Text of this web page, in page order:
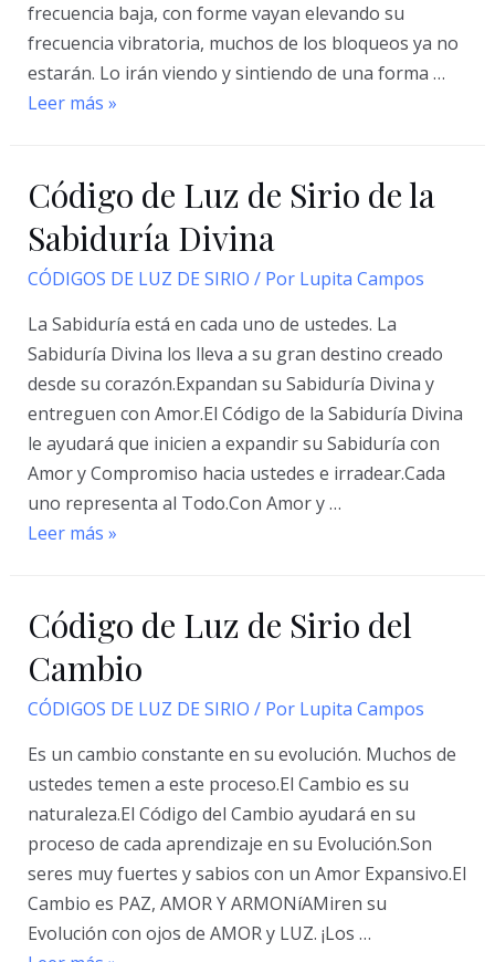
frecuencia baja, con forme vayan elevando su
frecuencia vibratoria, muchos de los bloqueos ya no
estarán. Lo irán viendo y sintiendo de una forma …
Códigos
de
Sirio
de
los
Leer más »
Código de Luz de Sirio de la
Sabiduría Divina
CÓDIGOS DE LUZ DE SIRIO / Por Lupita Campos
La Sabiduría está en cada uno de ustedes. La
Sabiduría Divina los lleva a su gran destino creado
desde su corazón.Expandan su Sabiduría Divina y
entreguen con Amor.El Código de la Sabiduría Divina
le ayudará que inicien a expandir su Sabiduría con
Amor y Compromiso hacia ustedes e irradear.Cada
uno representa al Todo.Con Amor y …
Código
de
de
la
Leer más »
Código de Luz de Sirio del
Cambio
CÓDIGOS DE LUZ DE SIRIO / Por Lupita Campos
Es un cambio constante en su evolución. Muchos de
ustedes temen a este proceso.El Cambio es su
naturaleza.El Código del Cambio ayudará en su
proceso de cada aprendizaje en su Evolución.Son
seres muy fuertes y sabios con un Amor Expansivo.El
Cambio es PAZ, AMOR Y ARMONíAMiren su
Evolución con ojos de AMOR y LUZ. ¡Los …